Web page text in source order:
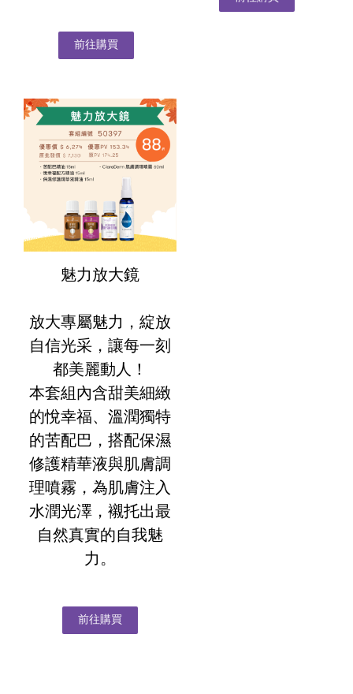
前往購買
魅力放大鏡
放大專屬魅力，綻放
自信光采，讓每一刻
都美麗動人！
本套組內含甜美細緻
的悅幸福、溫潤獨特
的苦配巴，搭配保濕
修護精華液與肌膚調
理噴霧，為肌膚注入
水潤光澤，襯托出最
自然真實的自我魅
力。
前往購買